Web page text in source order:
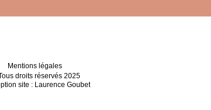
Mentions légales
droits réservés 2025
site : Laurence Goubet